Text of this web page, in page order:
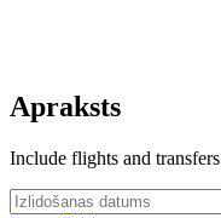
Apraksts
Include flights and transfers